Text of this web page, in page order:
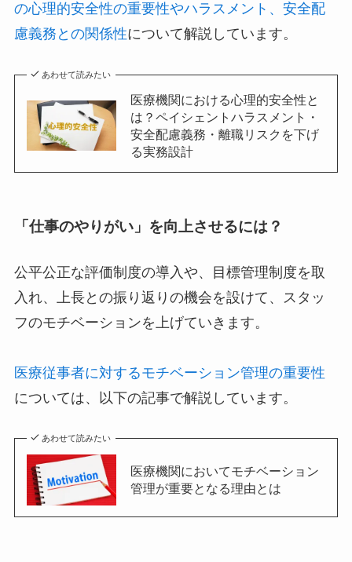
の心理的安全性の重要性やハラスメント、安全配
慮義務との関係性について解説しています。
あわせて読みたい
医療機関における心理的安全性と
は？ペイシェントハラスメント・
安全配慮義務・離職リスクを下げ
る実務設計
「 仕事のやりがい」を向上させるには？
公平公正な評価制度の導入や、目標管理制度を取
入れ、上長との振り返りの機会を設けて、スタッ
フのモチベーションを上げていきます。
医療従事者に対するモチベーション管理の重要性
については、以下の記事で解説しています。
あわせて読みたい
医療機関においてモチベーション
管理が重要となる理由とは